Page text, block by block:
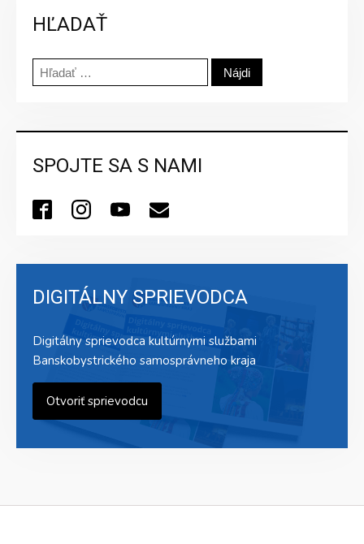
HĽADAŤ
Hľadať:
SPOJTE SA S NAMI
DIGITÁLNY SPRIEVODCA
Digitálny sprievodca kultúrnymi službami
Banskobystrického samosprávneho kraja
Otvoriť sprievodcu